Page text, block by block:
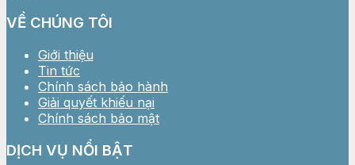
VỀ CHÚNG TÔI
Giới thiệu
Tin tức
Chính sách bảo hành
Giải quyết khiếu nại
Chính sách bảo mật
DỊCH VỤ NỔI BẬT